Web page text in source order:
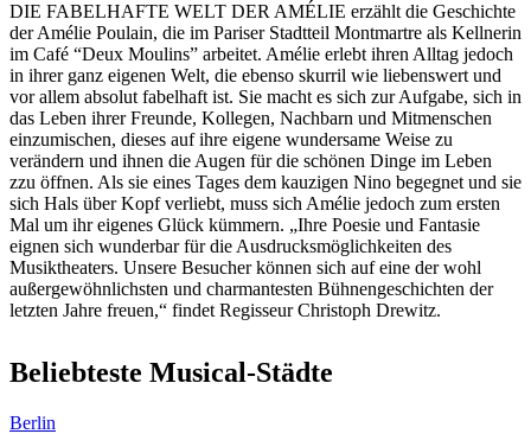
DIE FABELHAFTE WELT DER AMÉLIE erzählt die Geschichte
der Amélie Poulain, die im Pariser Stadtteil Montmartre als Kellnerin
im Café “Deux Moulins” arbeitet. Amélie erlebt ihren Alltag jedoch
in ihrer ganz eigenen Welt, die ebenso skurril wie liebenswert und
vor allem absolut fabelhaft ist. Sie macht es sich zur Aufgabe, sich in
das Leben ihrer Freunde, Kollegen, Nachbarn und Mitmenschen
einzumischen, dieses auf ihre eigene wundersame Weise zu
verändern und ihnen die Augen für die schönen Dinge im Leben
zzu öffnen. Als sie eines Tages dem kauzigen Nino begegnet und sie
sich Hals über Kopf verliebt, muss sich Amélie jedoch zum ersten
Mal um ihr eigenes Glück kümmern. „Ihre Poesie und Fantasie
eignen sich wunderbar für die Ausdrucksmöglichkeiten des
Musiktheaters. Unsere Besucher können sich auf eine der wohl
außergewöhnlichsten und charmantesten Bühnengeschichten der
letzten Jahre freuen,“ findet Regisseur Christoph Drewitz.
Beliebteste Musical-Städte
Berlin